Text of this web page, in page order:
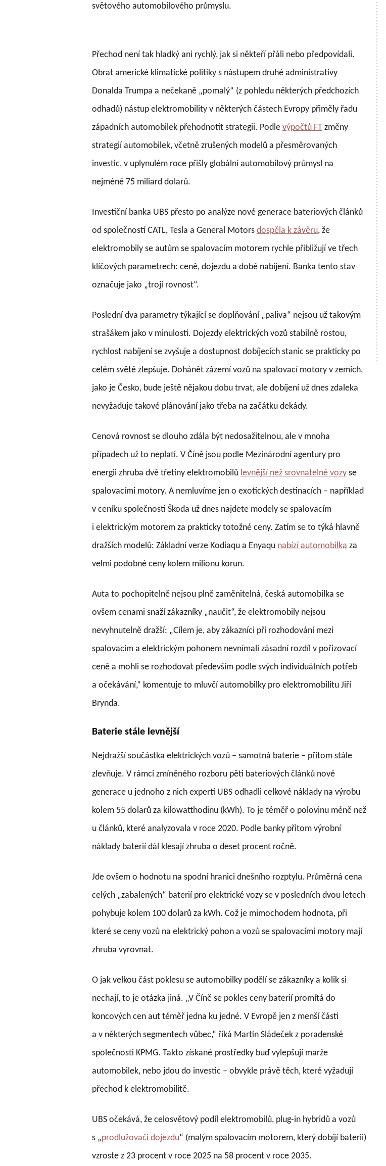
světového automobilového průmyslu.
Přechod není tak hladký ani rychlý, jak si někteří přáli nebo předpovídali.
Obrat americké klimatické politiky s nástupem druhé administrativy
Donalda Trumpa a nečekaně „pomalý“ (z pohledu některých předchozích
odhadů) nástup elektromobility v některých částech Evropy přiměly řadu
západních automobilek přehodnotit strategii. Podle výpočtů FT změny
strategií automobilek, včetně zrušených modelů a přesměrovaných
investic, v uplynulém roce přišly globální automobilový průmysl na
nejméně 75 miliard dolarů.
Investiční banka UBS přesto po analýze nové generace bateriových článků
od společností CATL, Tesla a General Motors dospěla k závěru, že
elektromobily se autům se spalovacím motorem rychle přibližují ve třech
klíčových parametrech: ceně, dojezdu a době nabíjení. Banka tento stav
označuje jako „trojí rovnost“.
Poslední dva parametry týkající se doplňování „paliva“ nejsou už takovým
strašákem jako v minulosti. Dojezdy elektrických vozů stabilně rostou,
rychlost nabíjení se zvyšuje a dostupnost dobíjecích stanic se prakticky po
celém světě zlepšuje. Dohánět zázemí vozů na spalovací motory v zemích,
jako je Česko, bude ještě nějakou dobu trvat, ale dobíjení už dnes zdaleka
nevyžaduje takové plánování jako třeba na začátku dekády.
Cenová rovnost se dlouho zdála být nedosažitelnou, ale v mnoha
případech už to neplatí. V Číně jsou podle Mezinárodní agentury pro
energii zhruba dvě třetiny elektromobilů levnější než srovnatelné vozy se
spalovacími motory. A nemluvíme jen o exotických destinacích – například
v ceníku společnosti Škoda už dnes najdete modely se spalovacím
i elektrickým motorem za prakticky totožné ceny. Zatím se to týká hlavně
dražších modelů: Základní verze Kodiaqu a Enyaqu nabízí automobilka za
velmi podobné ceny kolem milionu korun.
Auta to pochopitelně nejsou plně zaměnitelná, česká automobilka se
ovšem cenami snaží zákazníky „naučit“, že elektromobily nejsou
nevyhnutelně dražší: „Cílem je, aby zákazníci při rozhodování mezi
spalovacím a elektrickým pohonem nevnímali zásadní rozdíl v pořizovací
ceně a mohli se rozhodovat především podle svých individuálních potřeb
a očekávání,“ komentuje to mluvčí automobilky pro elektromobilitu Jiří
Brynda.
Baterie stále levnější
Nejdražší součástka elektrických vozů – samotná baterie – přitom stále
zlevňuje. V rámci zmíněného rozboru pěti bateriových článků nové
generace u jednoho z nich experti UBS odhadli celkové náklady na výrobu
kolem 55 dolarů za kilowatthodinu (kWh). To je téměř o polovinu méně než
u článků, které analyzovala v roce 2020. Podle banky přitom výrobní
náklady baterií dál klesají zhruba o deset procent ročně.
Jde ovšem o hodnotu na spodní hranici dnešního rozptylu. Průměrná cena
celých „zabalených“ baterií pro elektrické vozy se v posledních dvou letech
pohybuje kolem 100 dolarů za kWh. Což je mimochodem hodnota, při
které se ceny vozů na elektrický pohon a vozů se spalovacími motory mají
zhruba vyrovnat.
O jak velkou část poklesu se automobilky podělí se zákazníky a kolik si
nechají, to je otázka jiná. „V Číně se pokles ceny baterií promítá do
koncových cen aut téměř jedna ku jedné. V Evropě jen z menší části
a v některých segmentech vůbec,“ říká Martin Sládeček z poradenské
společnosti KPMG. Takto získané prostředky buď vylepšují marže
automobilek, nebo jdou do investic – obvykle právě těch, které vyžadují
přechod k elektromobilitě.
UBS očekává, že celosvětový podíl elektromobilů, plug-in hybridů a vozů
s „prodlužovači dojezdu“ (malým spalovacím motorem, který dobíjí baterii)
vzroste z 23 procent v roce 2025 na 58 procent v roce 2035.